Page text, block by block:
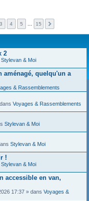
3 4 5 15
2
Stylevan & Moi
aménagé, quelqu'un a
& Rassemblements
Voyages & Rassemblements
Stylevan & Moi
Stylevan & Moi
!
Stylevan & Moi
accessible en van,
17:37 » dans Voyages &